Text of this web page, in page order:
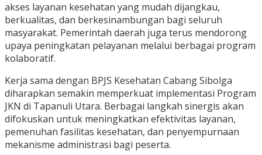
akses layanan kesehatan yang mudah dijangkau,
berkualitas, dan berkesinambungan bagi seluruh
masyarakat. Pemerintah daerah juga terus mendorong
upaya peningkatan pelayanan melalui berbagai program
kolaboratif.
Kerja sama dengan BPJS Kesehatan Cabang Sibolga
diharapkan semakin memperkuat implementasi Program
JKN di Tapanuli Utara. Berbagai langkah sinergis akan
difokuskan untuk meningkatkan efektivitas layanan,
pemenuhan fasilitas kesehatan, dan penyempurnaan
mekanisme administrasi bagi peserta.